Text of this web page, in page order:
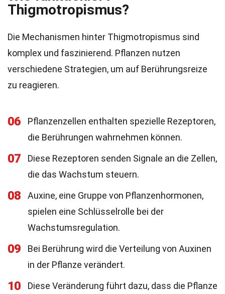
Thigmotropismus?
Die Mechanismen hinter Thigmotropismus sind
komplex und faszinierend. Pflanzen nutzen
verschiedene Strategien, um auf Berührungsreize
zu reagieren.
06
Pflanzenzellen enthalten spezielle Rezeptoren,
die Berührungen wahrnehmen können.
07
Diese Rezeptoren senden Signale an die Zellen,
die das Wachstum steuern.
08
Auxine, eine Gruppe von Pflanzenhormonen,
spielen eine Schlüsselrolle bei der
Wachstumsregulation.
09
Bei Berührung wird die Verteilung von Auxinen
in der Pflanze verändert.
10
Diese Veränderung führt dazu, dass die Pflanze